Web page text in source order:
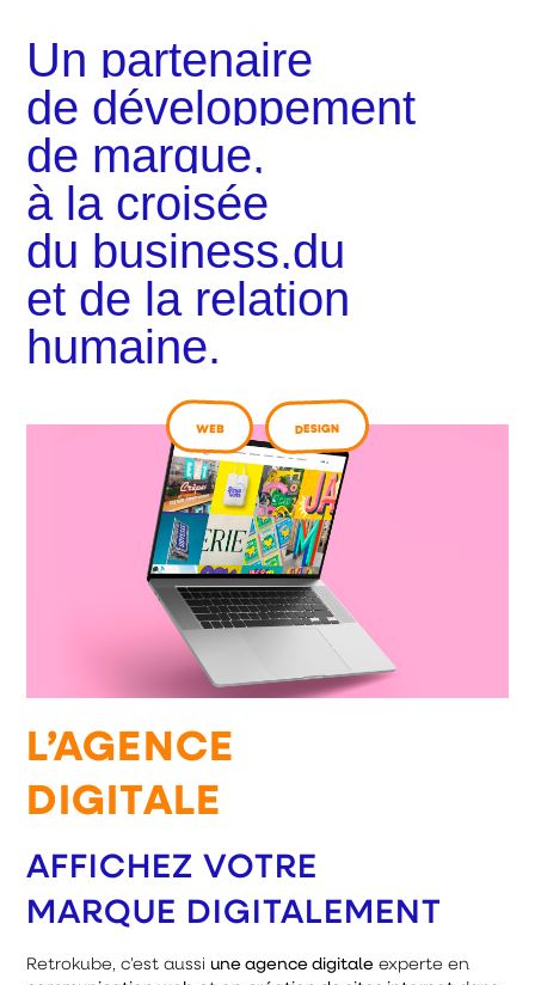
Un partenaire
de développement
de marque,
à la croisée
du business,du
design,
et de la relation
humaine.
L’AGENCE
DIGITALE
AFFICHEZ VOTRE
MARQUE DIGITALEMENT
Retrokube, c’est aussi une agence digitale experte en
WEB DESIGN